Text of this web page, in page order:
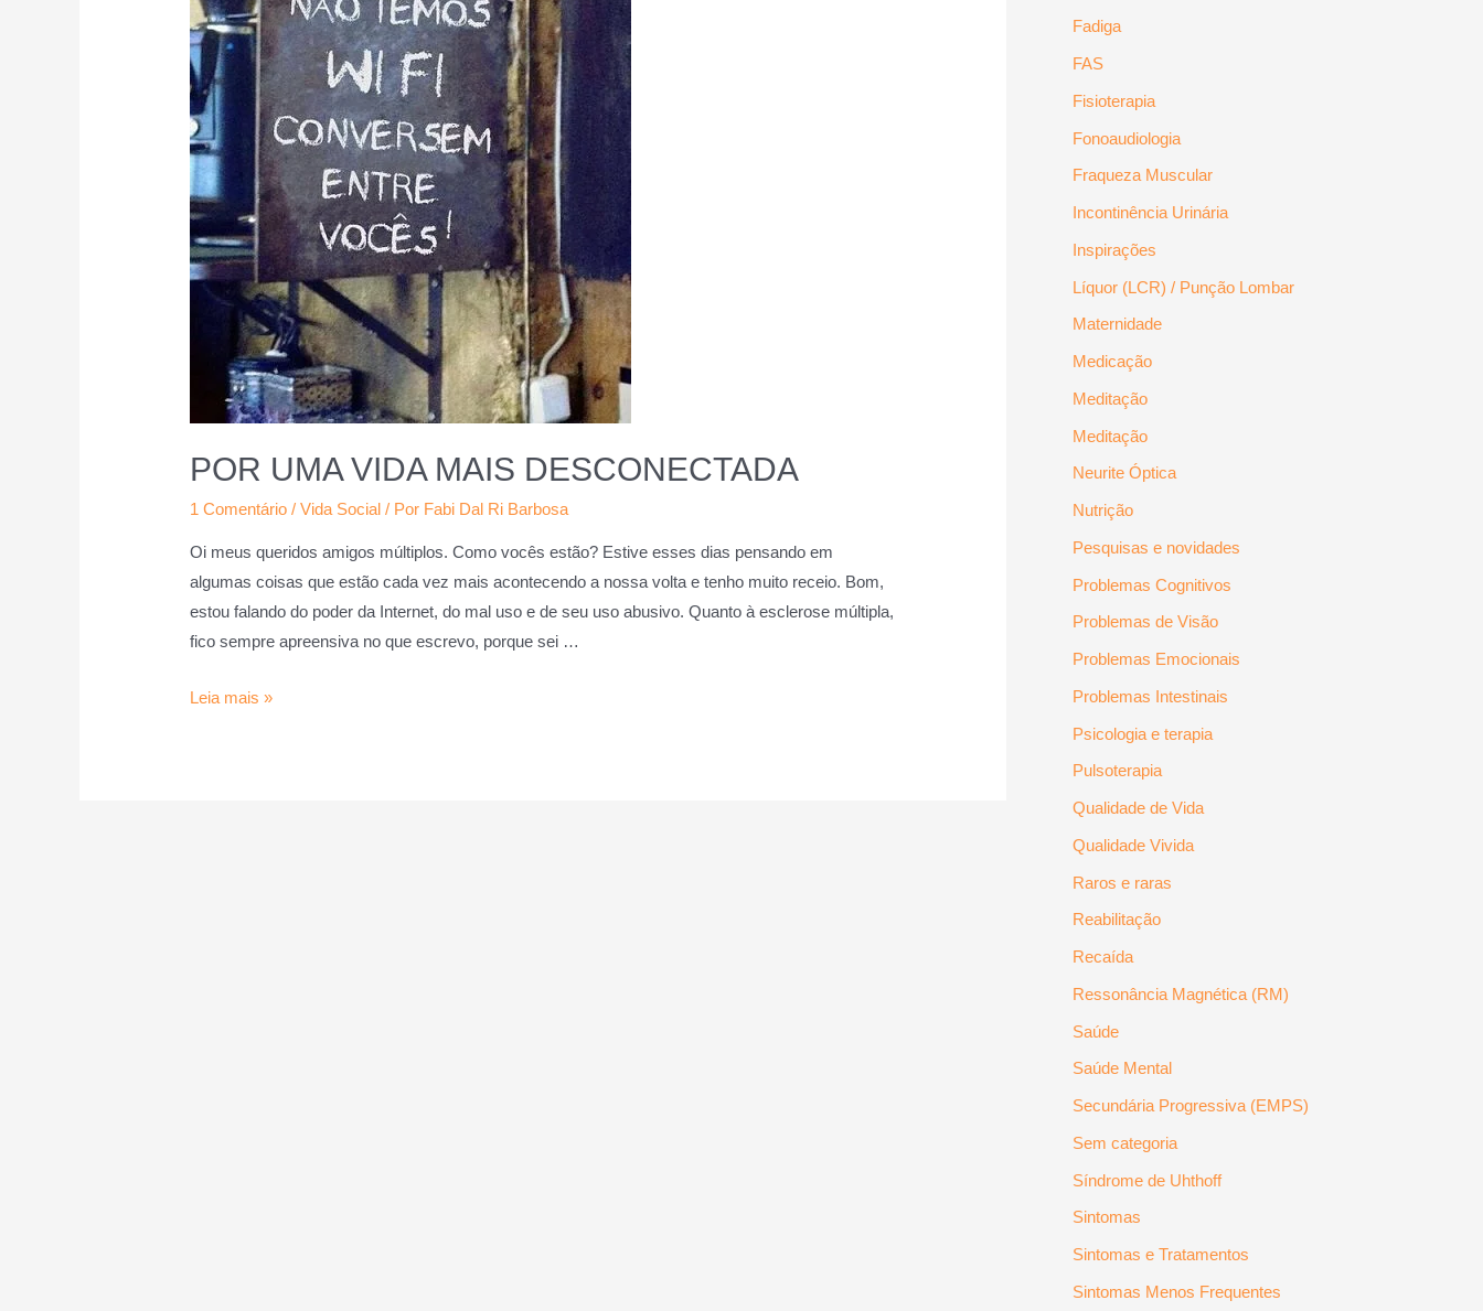
POR UMA VIDA MAIS DESCONECTADA
1 Comentário /Vida Social / Por Fabi Dal Ri Barbosa
Oi meus queridos amigos múltiplos. Como vocês estão? Estive esses dias pensando em
algumas coisas que estão cada vez mais acontecendo a nossa volta e tenho muito receio. Bom,
estou falando do poder da Internet, do mal uso e de seu uso abusivo. Quanto à esclerose múltipla,
fico sempre apreensiva no que escrevo, porque sei …
Leia mais »
Fadiga
FAS
Fisioterapia
Fonoaudiologia
Fraqueza Muscular
Incontinência Urinária
Inspirações
Líquor (LCR) / Punção Lombar
Maternidade
Medicação
Meditação
Meditação
Neurite Óptica
Nutrição
Pesquisas e novidades
Problemas Cognitivos
Problemas de Visão
Problemas Emocionais
Problemas Intestinais
Psicologia e terapia
Pulsoterapia
Qualidade de Vida
Qualidade Vivida
Raros e raras
Reabilitação
Recaída
Ressonância Magnética (RM)
Saúde
Saúde Mental
Secundária Progressiva (EMPS)
Sem categoria
Síndrome de Uhthoff
Sintomas
Sintomas e Tratamentos
Sintomas Menos Frequentes